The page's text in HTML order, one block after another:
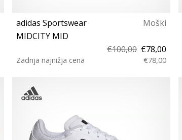
adidas Sportswear
Moški
MIDCITY MID
€100,00 €78,00
Zadnja najnižja cena €78,00